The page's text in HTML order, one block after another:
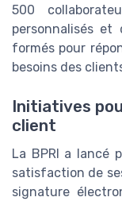
500
personnalisés et
formés pour
besoins des
Initiatives
client
La BPRI a lancé
satisfaction de
signature